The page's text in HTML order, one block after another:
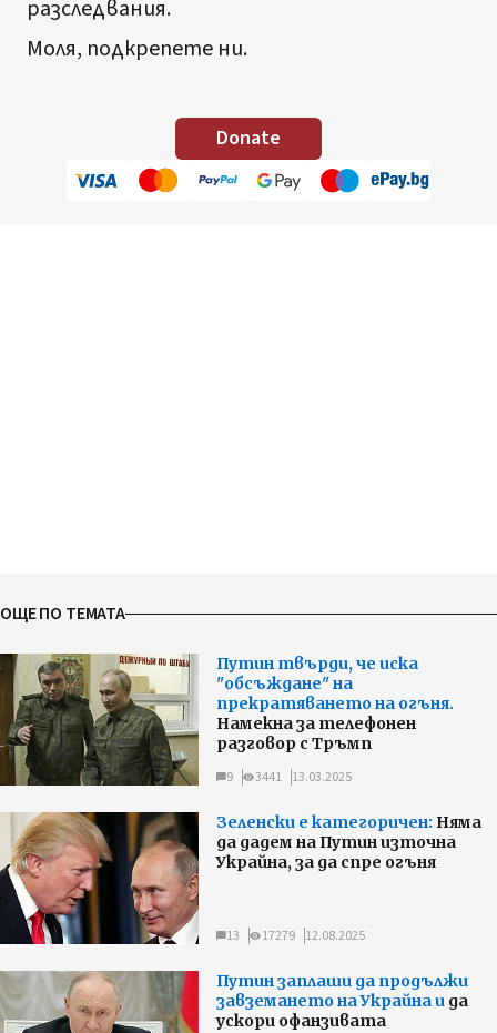
разследвания.
Моля, подкрепете ни.
Donate
ОЩЕ ПО ТЕМАТА
Путин твърди, че иска
"обсъждане" на
прекратяването на огъня.
Намекна за телефонен
разговор с Тръмп
9 3441 13.03.2025
Зеленски е категоричен: Няма
да дадем на Путин източна
Украйна, за да спре огъня
13 17279 12.08.2025
Путин заплаши да продължи
завземането на Украйна и да
ускори офанзивата